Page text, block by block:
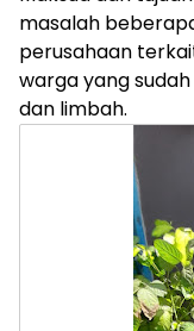
masalah
perusahaan
warga yang
dan limbah.